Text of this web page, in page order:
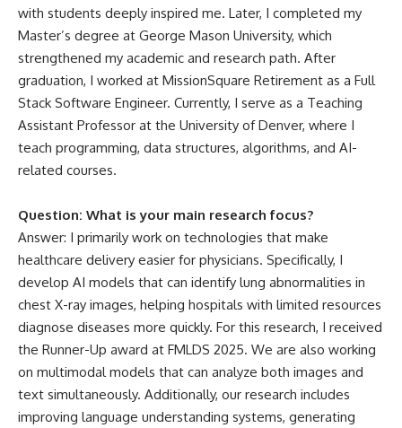
with students deeply inspired me. Later, I completed my
Master’s degree at George Mason University, which
strengthened my academic and research path. After
graduation, I worked at MissionSquare Retirement as a Full
Stack Software Engineer. Currently, I serve as a Teaching
Assistant Professor at the University of Denver, where I
teach programming, data structures, algorithms, and AI-
related courses.
Question: What is your main research focus?
Answer: I primarily work on technologies that make
healthcare delivery easier for physicians. Specifically, I
develop AI models that can identify lung abnormalities in
chest X-ray images, helping hospitals with limited resources
diagnose diseases more quickly. For this research, I received
the Runner-Up award at FMLDS 2025. We are also working
on multimodal models that can analyze both images and
text simultaneously. Additionally, our research includes
improving language understanding systems, generating